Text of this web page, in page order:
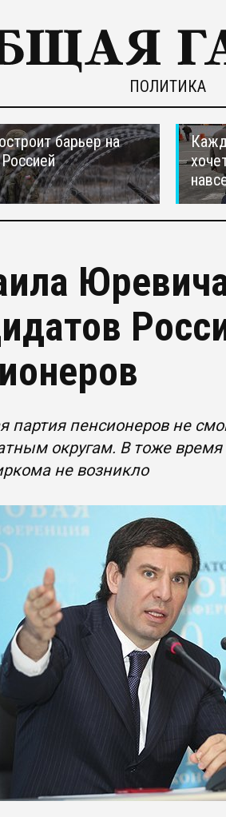
ПОЛИТИКА
барьер на
партия пенсионеров не
округам. В тоже
не возникло